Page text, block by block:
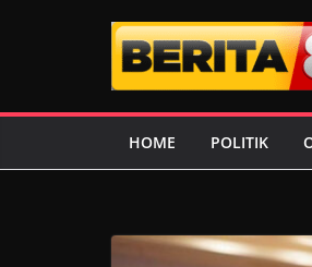
HOME POLITIK